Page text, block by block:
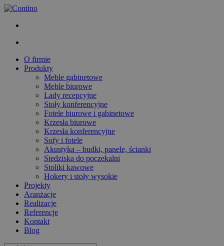
O firmie
Produkty
Meble gabinetowe
Meble biurowe
Lady recepcyjne
Stoły konferencyjne
Fotele biurowe i gabinetowe
Krzesła biurowe
Krzesła konferencyjne
Sofy i fotele
Akustyka – budki, panele, ścianki
Siedziska do poczekalni
Stoliki kawowe
Hokery i stoły wysokie
Projekty
Aranżacje
Realizacje
Referencje
Kontakt
Blog